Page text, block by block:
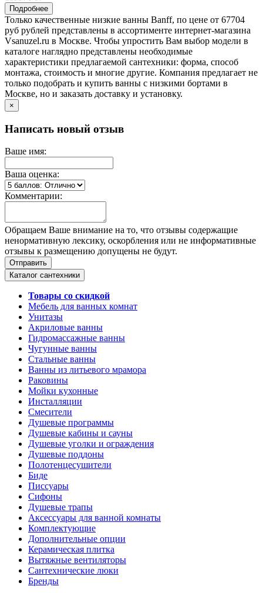
Подробнее
Только качественные низкие ванны Banff, по цене от 67704
руб рублей представлены в ассортименте интернет-магазина
Vsanuzel.ru в Москве. Чтобы упростить Вам выбор модели в
каталоге наглядно представлены необходимые
характеристики предлагаемой сантехники: форма, способ
монтажа, стоимость и многие другие. Компания предлагает не
только подобрать и купить ванны с низкими бортами в
Москве, но и заказать доставку и установку.
×
Написать новый отзыв
Ваше имя:
Ваша оценка:
Комментарии:
Обращаем Ваше внимание на то, что отзывы содержащие
ненормативную лексику, оскорбления или не информативные
отзывы к размещению допущены не будут.
Каталог сантехники
Товары со скидкой
Мебель для ванных комнат
Унитазы
Акриловые ванны
Гидромассажные ванны
Чугунные ванны
Стальные ванны
Ванны из литьевого мрамора
Раковины
Мойки кухонные
Инсталляции
Смесители
Душевые программы
Душевые кабины и сауны
Душевые уголки и ограждения
Душевые поддоны
Полотенцесушители
Биде
Писсуары
Сифоны
Душевые трапы
Аксессуары для ванной комнаты
Комплектующие
Дополнительные опции
Керамическая плитка
Вытяжные вентиляторы
Сантехнические люки
Бренды